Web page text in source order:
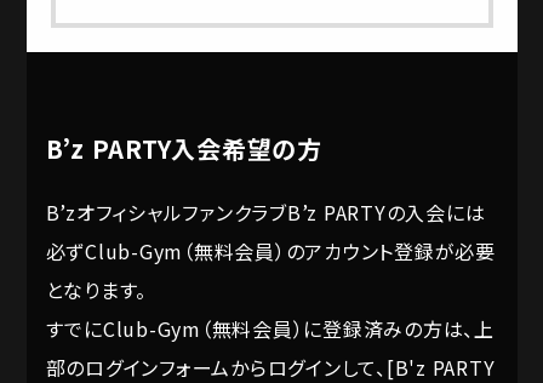
B’z PARTY入会希望の方
B’zオフィシャルファンクラブB’z PARTYの入会には
必ずClub-Gym（無料会員）のアカウント登録が必要
となります。
すでにClub-Gym（無料会員）に登録済みの方は、上
部のログインフォームからログインして、[B'z PARTY